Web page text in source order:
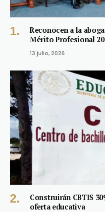
Reconocen a la
Mérito Profesional
13 julio, 2026
Construirán CBTIS
oferta educativa